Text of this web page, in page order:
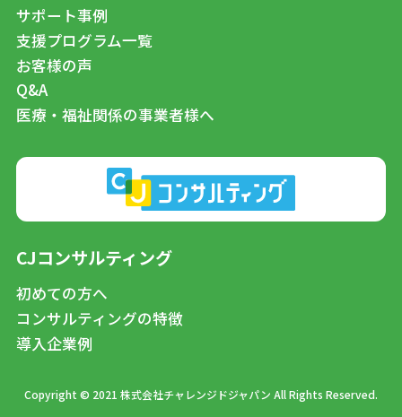
サポート事例
支援プログラム一覧
お客様の声
Q&A
医療・福祉関係の事業者様へ
CJコンサルティング
初めての方へ
コンサルティングの特徴
導入企業例
Copyright © 2021 株式会社チャレンジドジャパン All Rights Reserved.